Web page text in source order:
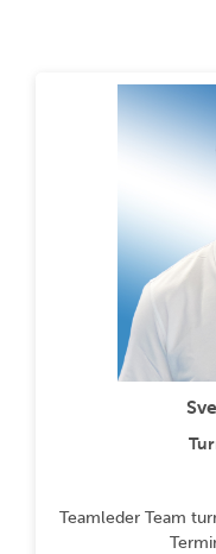
Teamleder Team